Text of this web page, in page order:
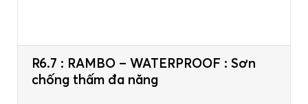
R6.7 : RAMBO – WATERPROOF : Sơn
chống thấm đa năng